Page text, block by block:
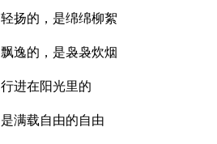
轻扬的，是绵绵柳絮
飘逸的，是袅袅炊烟
行进在阳光里的
是满载自由的自由